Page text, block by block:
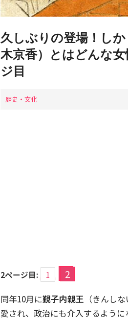
久しぶりの登場！し
木京香）とはどんな
ジ目
歴史・文化
2ページ目: 1 2
同年10月に覲子内親王 （きんし
愛され、政治にも介入するように